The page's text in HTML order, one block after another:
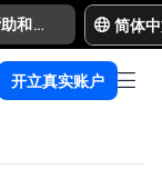
帮助和支持 简体
开立真实账户